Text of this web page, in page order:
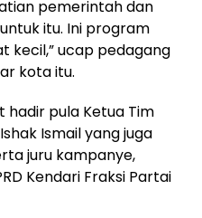
pemerintah dan
itu. Ini program
kecil,” ucap pedagang
kota itu.
hadir pula Ketua Tim
Ismail yang juga
juru kampanye,
Kendari Fraksi Partai